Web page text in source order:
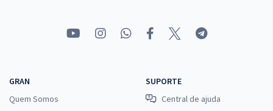
GRAN
Quem Somos
SUPORTE
Central de ajuda